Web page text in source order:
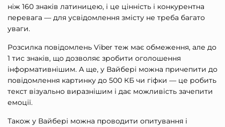
ніж 160 знаків латиницею, і це цінність і конкурентна
перевага — для усвідомлення змісту не треба багато
уваги.
Розсилка повідомлень Viber теж має обмеження, але до
1 тис знаків, що дозволяє зробити оголошення
інформативнішим. А ще, у Вайбері можна причепити до
повідомлення картинку до 500 КБ чи гіфки — це робить
текст візуально виразнішим і дає можливість зачепити
емоції.
Також у Вайбері можна проводити опитування і